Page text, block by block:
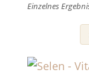
Einzelnes